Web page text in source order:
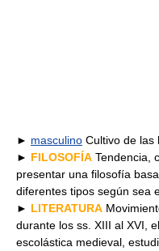
► masculino Cultivo de las
► FILOSOFÍA Tendencia,
presentar una filosofía
diferentes tipos según sea
► LITERATURA
durante los ss. XIII al XVI,
escolástica medieval,